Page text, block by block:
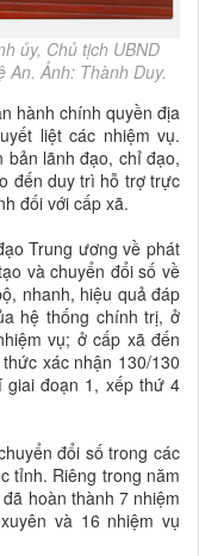
ủy, Chủ tịch UBND
Ảnh: Thành Duy.
hành chính quyền địa
liệt các nhiệm vụ.
lãnh đạo, chỉ đạo,
đến duy trì hỗ trợ trực
đối với cấp xã.
Trung ương về phát
và chuyển đổi số về
nhanh, hiệu quả đáp
hệ thống chính trị, ở
vụ; ở cấp xã đến
xác nhận 130/130
giai đoạn 1, xếp thứ 4
đổi số trong các
tỉnh. Riêng trong năm
hoàn thành 7 nhiệm
và 16 nhiệm vụ